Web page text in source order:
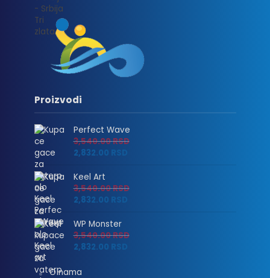
Proizvodi
Perfect Wave
3,540.00RSD
2,832.00 RSD
Keel Art
3,540.00RSD
2,832.00 RSD
WP Monster
3,540.00RSD
2,832.00 RSD
O nama